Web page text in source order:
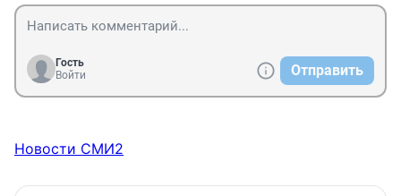
Гость
Войти
Отправить
Новости СМИ2